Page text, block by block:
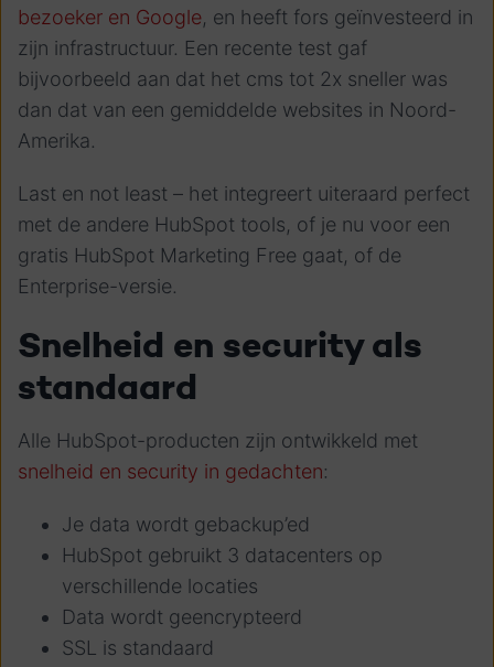
bezoeker en Google, en heeft fors geïnvesteerd in
zijn infrastructuur. Een recente test gaf
bijvoorbeeld aan dat het cms tot 2x sneller was
dan dat van een gemiddelde websites in Noord-
Amerika.
Last en not least – het integreert uiteraard perfect
met de andere HubSpot tools, of je nu voor een
gratis HubSpot Marketing Free gaat, of de
Enterprise-versie.
Snelheid en security als
standaard
Alle HubSpot-producten zijn ontwikkeld met
snelheid en security in gedachten:
Je data wordt gebackup’ed
HubSpot gebruikt 3 datacenters op
verschillende locaties
Data wordt geencrypteerd
SSL is standaard